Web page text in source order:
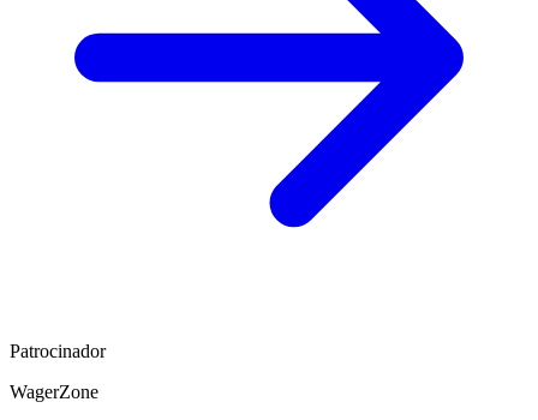
Patrocinador
WagerZone